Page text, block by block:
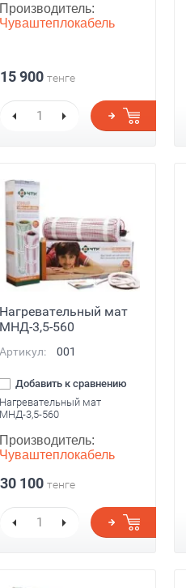
Производитель:
Чуваштеплокабель
15 900 тенге
Нагревательный мат
МНД-3,5-560
Артикул: 001
Добавить к сравнению
Нагревательный мат
МНД-3,5-560
Производитель:
Чуваштеплокабель
30 100 тенге